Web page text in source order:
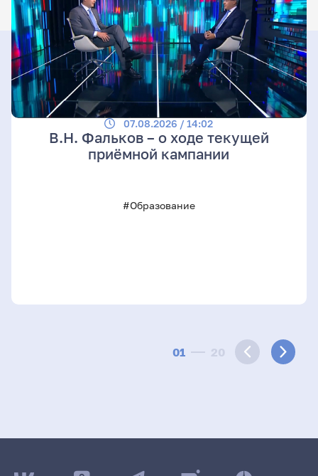
01 20
07.08.2026 / 14:02
В.Н. Фальков – о ходе текущей
приёмной кампании
#Образование